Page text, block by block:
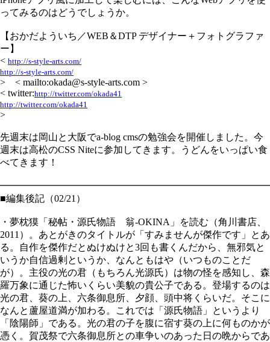
ってみるのはどうでしょうか。
【おかだよういち／WEB＆DTP デザイナー＋フォトグラファ
ー】
< http://s-style-arts.com/
http://s-style-arts.com/
> < mailto:okada@s-style-arts.com >
< twitter:http://twitter.com/okada41
http://twitter.com/okada41
>
先週末は岡山と大阪でa-blog cmsの勉強会を開催しました。今
週末は高松のCSS Niteに参加してきます。うどんをいっぱい食
べてきます！
■編集後記（02/21）
・夢枕獏「秘帖・源氏物語 翁-OKINA」を読む（角川書店、
2011）。あとがきのタイトルが「すみませんが傑作です」とあ
る。自作を傑作だとぬけぬけと3回も書くんだから、無邪気と
いうか自信過剰というか、なんともはや（いつものことだ
が）。主役の光の君（もちろん光源氏）は物の怪を感知し、森
羅万象に通じた怖いくらい美貌の貴公子である。登場するのは
光の君、葵の上、六条御息所、夕顔、頭中将くらいだ。そこに
なんと蘆屋道満が加わる。これでは「源氏物語」というより
「陰陽師」である。光の君の子を腹に宿す葵の上に何ものかが
憑く。賀茂祭で六条御息所との車争いのあった日の晩からであ